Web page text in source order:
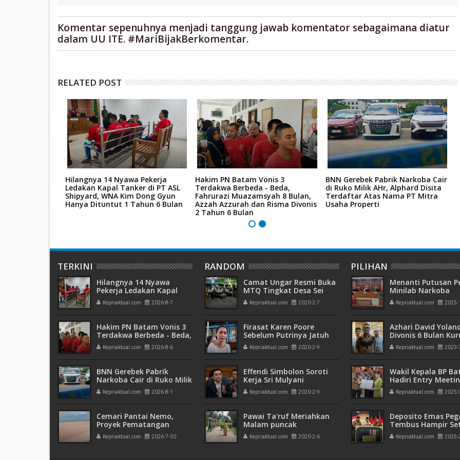
Komentar sepenuhnya menjadi tanggung jawab komentator sebagaimana diatur
dalam UU ITE. #MariBijakBerkomentar.
RELATED POST
Hilangnya 14 Nyawa Pekerja
Ledakan Kapal Tanker di PT ASL
Shipyard, WNA Kim Dong Gyun
Hanya Dituntut 1 Tahun 6 Bulan
Hakim PN Batam Vonis 3
Terdakwa Berbeda - Beda,
Fahrurazi Muazamsyah 8 Bulan,
Azzah Azzurah dan Risma Divonis
2 Tahun 6 Bulan
BNN Gerebek Pabrik Narkoba Cair
di Ruko Milik AHr, Alphard Disita
Terdaftar Atas Nama PT Mitra
Usaha Properti
TERKINI
Hilangnya 14 Nyawa
Pekerja Ledakan Kapal
Tanker di PT ASL Shipyard,
WNA Kim Dong Gyun
Bulan
Kepriaktual.com 2026-8-7
Hakim PN Batam Vonis 3
Terdakwa Berbeda - Beda,
Fahrurazi Muazamsyah 8
Bulan, Azzah Azzurah dan
Bulan
Kepriaktual.com 2026-8-6
BNN Gerebek Pabrik
Narkoba Cair di Ruko Milik
AHr, Alphard Disita
Terdaftar Atas Nama PT
Kepriaktual.com 2026-8-1
Cemari Pantai Nemo,
Proyek Pematangan
Lahan Teluk Mata Ikan
Diduga Tidak Kantongi
Kepriaktual.com 2026-7-30
RANDOM
Camat Ungar Resmi Buka
MTQ Tingkat Desa Sei
Buluh
Kepriaktual.com 2020-2-7
Firasat Karen Poore
Sebelum Putrinya Jatuh
dari Lantai 6 Apartemen
Kepriaktual.com 2020-2-9
Effendi Simbolon Soroti
Kerja Sri Mulyani
Kepriaktual.com 2020-2-9
Pawai Ta'ruf Meriahkan
Malam puncak
Pembukaan MTQ di
Tingkat Desa
Kepriaktual.com 2020-2-6
PILIHAN
Menanti Putusan
Minilab Narkoba
Terdakwa Touzen
"Loloskah dari
Kepriaktual.com 2025-
Azhari David
Divonis 6 Bulan
dan Rehabilitasi 10
Kepriaktual.com 2023-
Wakil Kepala BP
Hadiri Entry
Komitmen
Pengelolaan
Akuntabel
Kepriaktual.com 2025-
Deposito Emas
Tembus Hampir
Ton, Sehari Setelah
Presiden Resmikan
Kepriaktual.com 2025-